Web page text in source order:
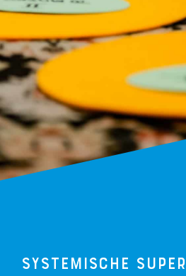
Systemische